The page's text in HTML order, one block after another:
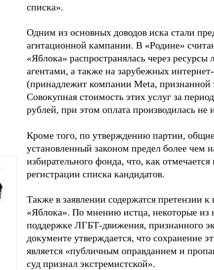
списка».
Одним из основных доводов иска стали
агитационной кампании. В «Родине»
«Яблока» распространялась через
агентами, а также на зарубежных
(принадлежит компании Meta, признанной
Совокупная стоимость этих услуг за
рублей, при этом оплата производилась не
Кроме того, по утверждению партии,
установленный законом предел более чем
избирательного фонда, что, как
регистрации списка кандидатов.
Также в заявлении содержатся претензии
«Яблока». По мнению истца, некоторые из
поддержке ЛГБТ-движения, признанного
документе утверждается, что сохранение
является «публичным оправданием и
суд признал экстремистской».